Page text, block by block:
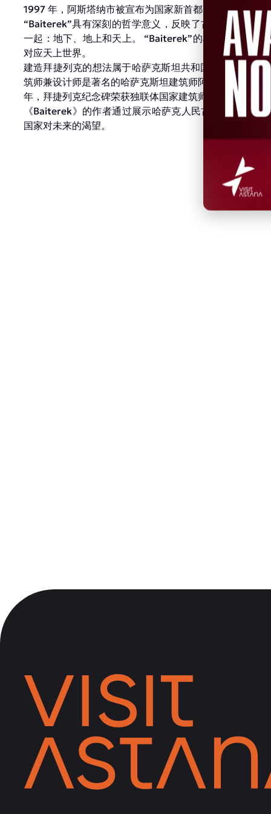
1997 年，阿斯塔纳市被宣布为国家新首都，这也是该国
“Baiterek”具有深刻的哲学意义，反映了古代游牧民族
一起：地下、地上和天上。 “Baiterek”的根部对应地下
对应天上世界。
建造拜捷列克的想法属于哈萨克斯坦共和国第一任总统
筑师兼设计师是著名的哈萨克斯坦建筑师阿克米尔扎·
年，拜捷列克纪念碑荣获独联体国家建筑师联盟国际协会
《Baiterek》的作者通过展示哈萨克人民古老的精神文
国家对未来的渴望。